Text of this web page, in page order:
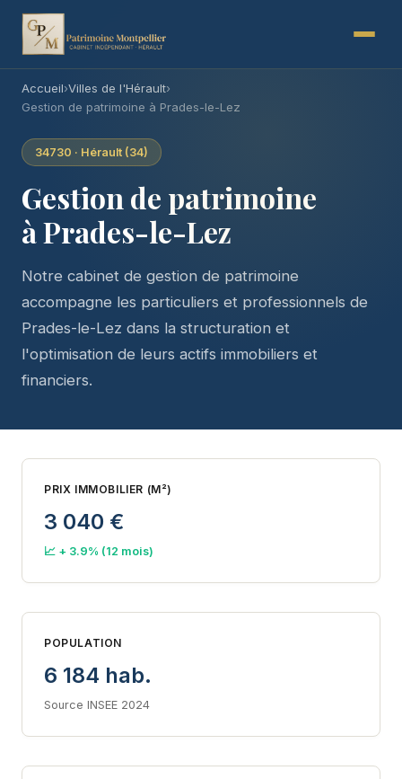
Accueil›Villes de l'Hérault›
Gestion de patrimoine à Prades-le-Lez
34730 · Hérault (34)
Gestion de patrimoine
à Prades-le-Lez
Notre cabinet de gestion de patrimoine
accompagne les particuliers et professionnels de
Prades-le-Lez dans la structuration et
l'optimisation de leurs actifs immobiliers et
financiers.
PRIX IMMOBILIER (M²)
3 040 €
📈 + 3.9% (12 mois)
POPULATION
6 184 hab.
Source INSEE 2024